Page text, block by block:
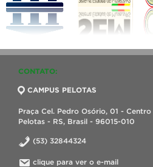
CONTATO:
CAMPUS PELOTAS
Praça Cel. Pedro Osório, 01 - Centro
Pelotas - RS, Brasil - 96015-010
(53) 32844324
clique para ver o e-mail